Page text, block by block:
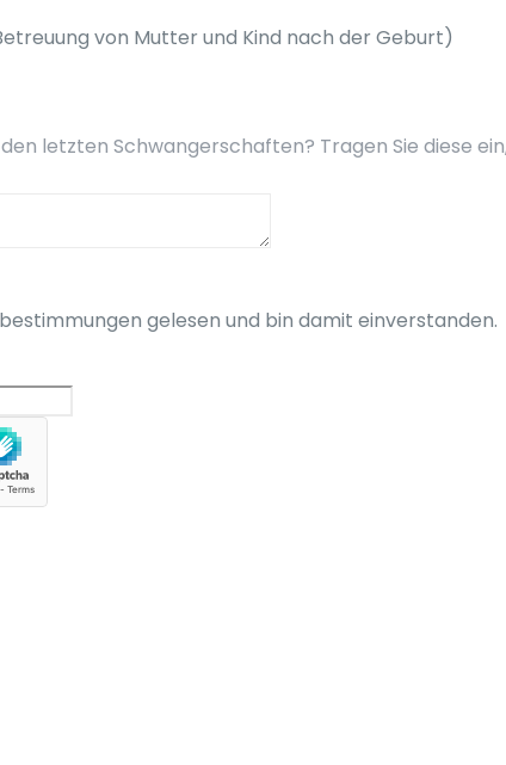
von Mutter und Kind nach der Geburt)
letzten Schwangerschaften? Tragen Sie diese
gelesen und bin damit einverstanden.